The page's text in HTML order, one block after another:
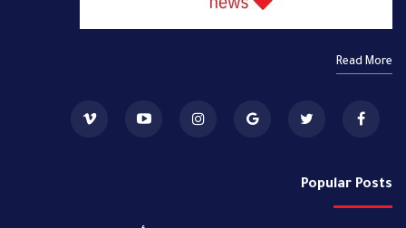
Read More
Popular Posts